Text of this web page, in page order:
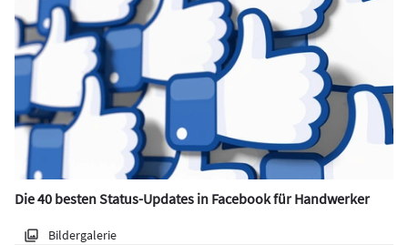
Die 40 besten Status-Updates in Facebook für Handwerker
Bildergalerie